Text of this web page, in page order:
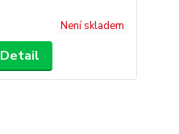
Není skladem
Detail